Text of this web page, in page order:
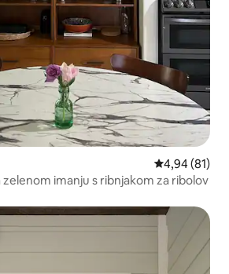
Prosječna
4,94 (81)
zelenom imanju s ribnjakom za ribolov
s oznakom „Odabrali gosti”